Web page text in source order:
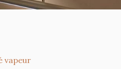
vapeur